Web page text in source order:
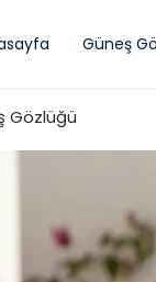
Güneş
Gözlüğü